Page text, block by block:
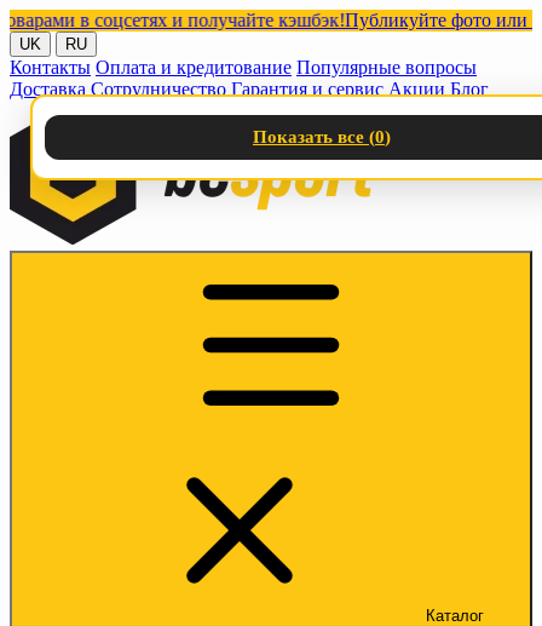
в соцсетях и получайте кэшбэк!Публикуйте фото или видео
UK RU
Контакты Оплата и кредитование Популярные вопросы
Доставка Сотрудничество Гарантия и сервис Акции Блог
Каталог
Показать все (0)